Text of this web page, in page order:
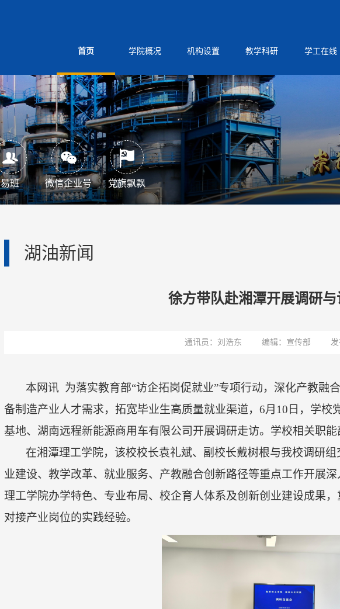
首页 学院概况 机构设置 教学科研 学工在线
易班 微信企业号 党旗飘飘
湖油新闻
徐方带队赴湘潭开展调研
通讯员：刘浩东 编辑：宣传部 发
本网讯 为落实教育部“访企拓岗促就业”专项行动，深化产教融
备制造产业人才需求，拓宽毕业生高质量就业渠道， 6月10 日 ，学校
基地、湖南远程新能源商用车有限公司开展调研走访。学校相关职能
在湘潭理工学院，该校校长袁礼斌、副校长戴树根与我校调研组
业建设、教学改革、就业服务、产教融合创新路径等重点工作开展
理工学院办学特色、专业布局、校企育人体系及创新创业建设成果
对接产业岗位的实践经验。